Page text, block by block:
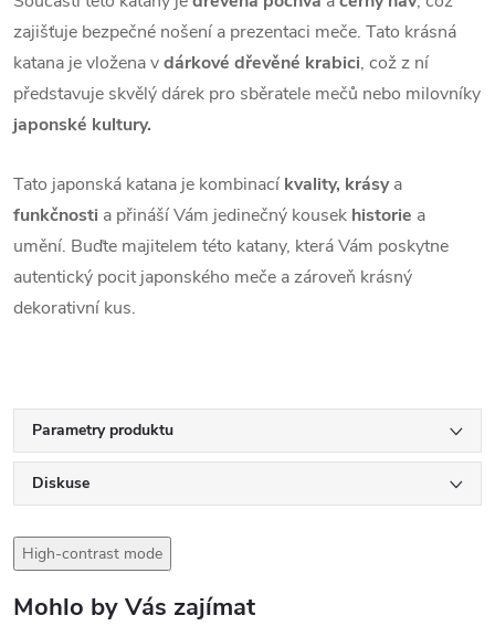
zajišťuje bezpečné nošení a prezentaci meče. Tato krásná
katana je vložena vdárkové dřevěné krabici, což z ní
představuje skvělý dárek pro sběratele mečů nebo milovníky
japonské kultury.
Tato japonská katana je kombinací kvality, krásya
funkčnosti a přináší Vám jedinečný kousek historie a
umění. Buďte majitelem této katany, která Vám poskytne
autentický pocit japonského meče a zároveň krásný
dekorativní kus.
Parametry produktu
Diskuse
High-contrast mode
Mohlo by Vás zajímat